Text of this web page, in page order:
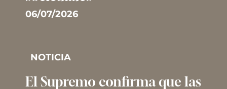
06/07/2026
NOTICIA
El Supremo confirma que las